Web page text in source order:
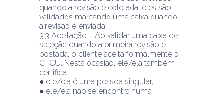
quando a revisão é coletada; eles são
validados marcando uma caixa quando
a revisão é enviada.
3.3 Aceitação – Ao validar uma caixa de
seleção quando a primeira revisão é
postada, o cliente aceita formalmente o
GTCU. Nesta ocasião, ele/ela também
certifica :
● ele/ela é uma pessoa singular,
● ele/ela não se encontra numa